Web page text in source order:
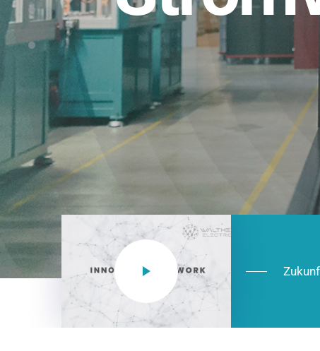
NEO CEE: Energieverteilung mit
effizient in der Installation, zukunftsfähig